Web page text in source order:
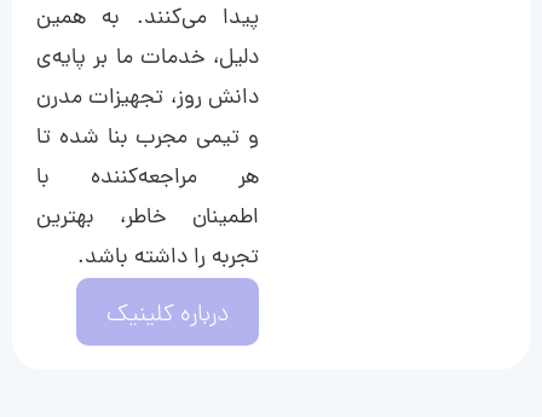
پیدا می‌کنند. به همین
دلیل، خدمات ما بر پایه‌ی
دانش روز، تجهیزات مدرن
و تیمی مجرب بنا شده تا
هر مراجعه‌کننده با
اطمینان خاطر، بهترین
تجربه را داشته باشد.
درباره کلینیک